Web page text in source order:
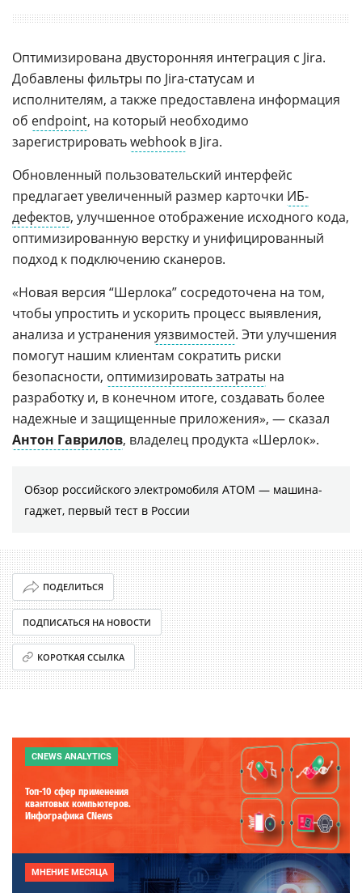
Оптимизирована двусторонняя интеграция с Jira.
Добавлены фильтры по Jira-статусам и
исполнителям, а также предоставлена информация
об endpoint, на который необходимо
зарегистрироватьwebhook в Jira.
Обновленный пользовательский интерфейс
предлагает увеличенный размер карточки ИБ-
дефектов, улучшенное отображение исходного кода,
оптимизированную верстку и унифицированный
подход к подключению сканеров.
«Новая версия “Шерлока” сосредоточена на том,
чтобы упростить и ускорить процесс выявления,
анализа и устранения уязвимостей. Эти улучшения
помогут нашим клиентам сократить риски
безопасности, оптимизировать затраты на
разработку и, в конечном итоге, создавать более
надежные и защищенные приложения», — сказал
Антон Гаврилов, владелец продукта «Шерлок».
Обзор российского электромобиля АТОМ — машина-
гаджет, первый тест в России
ПОДЕЛИТЬСЯ
ПОДПИСАТЬСЯ НА НОВОСТИ
КОРОТКАЯ ССЫЛКА
CNEWS ANALYTICS
Топ-10 сфер применения
квантовых компьютеров.
Инфографика CNews
МНЕНИЕ МЕСЯЦА